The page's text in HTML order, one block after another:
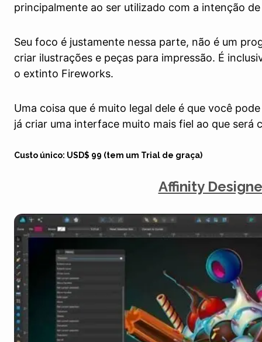
principalmente ao ser utilizado com a intenção
Seu foco é justamente nessa parte, não é um
criar ilustrações e peças para impressão. É
o extinto Fireworks.
Uma coisa que é muito legal dele é que você
já criar uma interface muito mais fiel ao que será
Custo único: USD$ 99 (tem um Trial de graça)
Affinity